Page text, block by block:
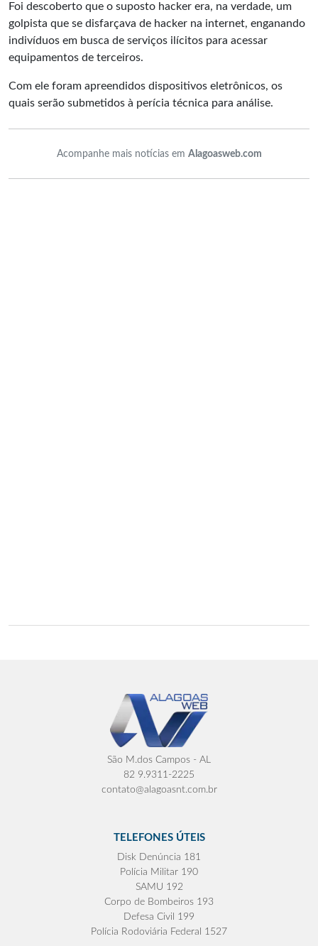
Foi descoberto que o suposto hacker era, na verdade, um
golpista que se disfarçava de hacker na internet, enganando
indivíduos em busca de serviços ilícitos para acessar
equipamentos de terceiros.
Com ele foram apreendidos dispositivos eletrônicos, os
quais serão submetidos à perícia técnica para análise.
Acompanhe mais notícias em Alagoasweb.com
São M.dos Campos - AL
82 9.9311-2225
contato@alagoasnt.com.br
TELEFONES ÚTEIS
Disk Denúncia 181
Polícia Militar 190
SAMU 192
Corpo de Bombeiros 193
Defesa Civil 199
Polícia Rodoviária Federal 1527